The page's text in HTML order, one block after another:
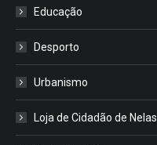
Educação
Desporto
Urbanismo
Loja de Cidadão de Nelas